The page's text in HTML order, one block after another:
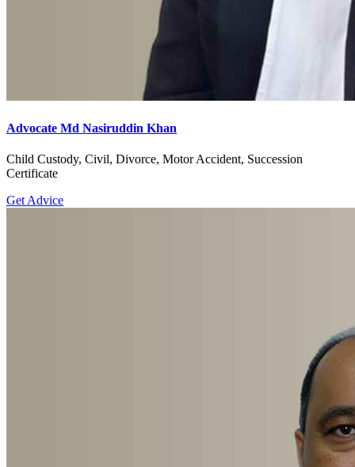
Advocate Md Nasiruddin Khan
Child Custody, Civil, Divorce, Motor Accident, Succession
Certificate
Get Advice